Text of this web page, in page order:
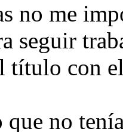
no me
seguir
título con
que no